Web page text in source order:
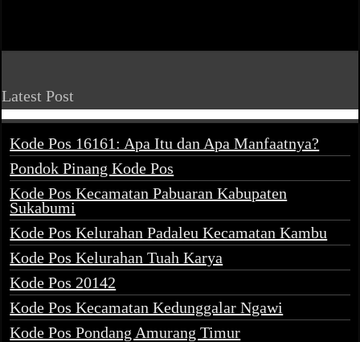
Latest Post
Kode Pos 16161: Apa Itu dan Apa Manfaatnya?
Pondok Pinang Kode Pos
Kode Pos Kecamatan Pabuaran Kabupaten
Sukabumi
Kode Pos Kelurahan Padaleu Kecamatan Kambu
Kode Pos Kelurahan Tuah Karya
Kode Pos 20142
Kode Pos Kecamatan Kedunggalar Ngawi
Kode Pos Pondang Amurang Timur